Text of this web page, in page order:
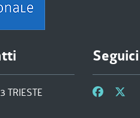
TRIESTE